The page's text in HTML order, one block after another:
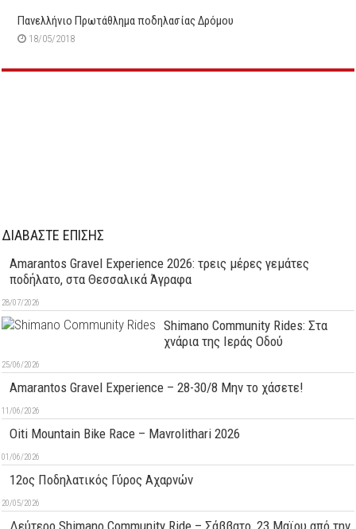
Πανελλήνιο Πρωτάθλημα ποδηλασίας Δρόμου
18/05/2018
ΔΙΑΒΑΣΤΕ ΕΠΙΣΗΣ
Amarantos Gravel Experience 2026: τρεις μέρες γεμάτες
ποδήλατο, στα Θεσσαλικά Άγραφα
28/07/2026
Shimano Community Rides: Στα
χνάρια της Ιεράς Οδού
25/06/2026
Amarantos Gravel Experience – 28-30/8 Μην το χάσετε!
11/06/2026
Oiti Mountain Bike Race – Mavrolithari 2026
01/06/2026
12ος Ποδηλατικός Γύρος Αχαρνών
20/05/2026